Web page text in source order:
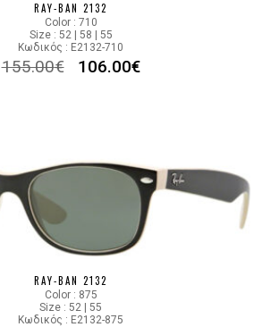
RAY-BAN 2132
Color : 710
Size : 52 | 58 | 55
Κωδικός : E2132-710
155.00€ 106.00€
RAY-BAN 2132
Color : 875
Size : 52 | 55
Κωδικός : E2132-875